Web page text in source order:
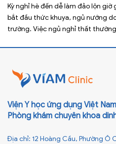
Kỳ nghỉ hè đến dễ làm đảo lộn giờ
bắt đầu thức khuya, ngủ nướng
trường. Việc ngủ nghỉ thất
Viện Y học ứng dụng Việt Nam
Phòng khám chuyên khoa
Địa chỉ: 12 Hoàng Cầu, Phường Ô